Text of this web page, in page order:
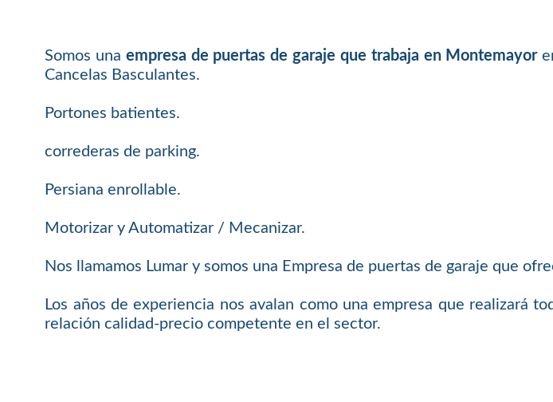
Somos una empresa de puertas de garaje que trabaja en Montemayor
Cancelas Basculantes.
Portones batientes.
correderas de parking.
Persiana enrollable.
Motorizar y Automatizar / Mecanizar.
Nos llamamos Lumar y somos una Empresa de puertas de garaje que
Los años de experiencia nos avalan como una empresa que realizará
relación calidad-precio competente en el sector.